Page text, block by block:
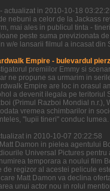
- actualizat in 2010-10-18
nebuni a celor de la Jackass
mai ales in publicul tinta -
peste suma previzionata
w/e lansarii filmul a incasat din
Empire - bulevardul
premiilor Emmy si
ne propune sa urmarim in
Empire are loc in orasul
a devenit ilegala pe teritoriul
(Primul Razboi Mondial n.r.),
vremea schimbarilor in
"lupii tineri" conduc lumea.
in 2010-10-07 20:22:58
Damon in pielea agentului
Universal Pictures
temporara a noului film
de regizor al acestei pelicule
Matt Damon va declina
unui actor nou in rolul